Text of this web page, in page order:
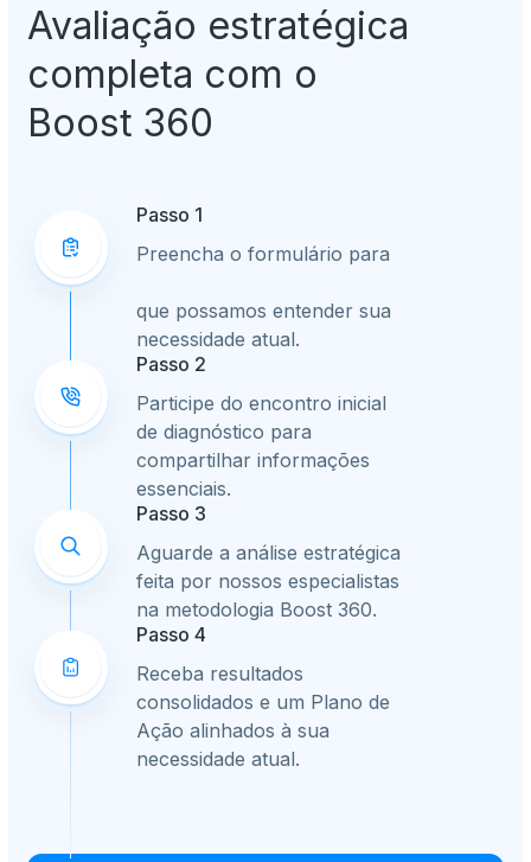
Avaliação estratégica
completa com o
Boost 360
Passo 1
Preencha o formulário para
que possamos entender sua
necessidade atual.
Passo 2
Participe do encontro inicial
de diagnóstico para
compartilhar informações
essenciais.
Passo 3
Aguarde a análise estratégica
feita por nossos especialistas
na metodologia Boost 360.
Passo 4
Receba resultados
consolidados e um Plano de
Ação alinhados à sua
necessidade atual.